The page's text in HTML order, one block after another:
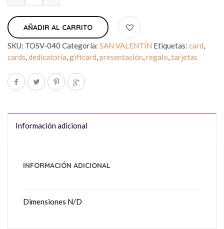
AÑADIR AL CARRITO
SKU: TOSV-040 Categoría: SAN VALENTÍN Etiquetas: card,
cards,dedicatoria,giftcard,presentación,regalo,tarjetas
Información adicional
INFORMACIÓN ADICIONAL
Dimensiones N/D